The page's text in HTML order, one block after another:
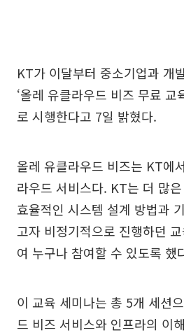
KT가 이달부터 중소기업과 개
‘올레 유클라우드 비즈 무료 교
로 시행한다고 7일 밝혔다.
올레 유클라우드 비즈는 KT에
라우드 서비스다. KT는 더 많
효율적인 시스템 설계 방법과
고자 비정기적으로 진행하던
여 누구나 참여할 수 있도록 했
이 교육 세미나는 총 5개 세션
드 비즈 서비스와 인프라의 이